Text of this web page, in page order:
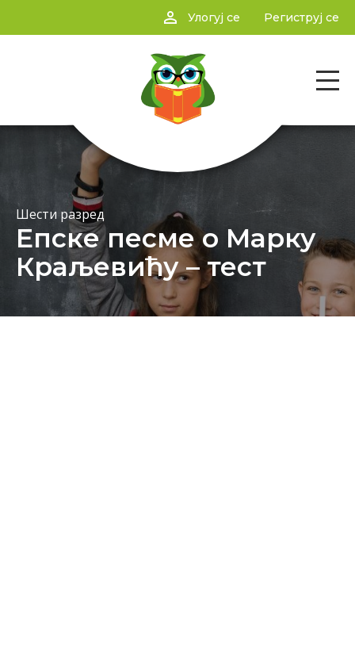
person_outline Улогуј се Региструј се
Шести разред
Епске песме о Марку
Краљевићу – тест